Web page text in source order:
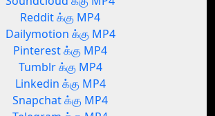
Reddit க்கு MP4
Dailymotion க்கு MP4
Pinterest க்கு MP4
Tumblr க்கு MP4
Linkedin க்கு MP4
Snapchat க்கு MP4